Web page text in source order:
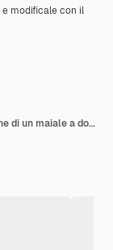
e modificale con il
Divertente cartone animato 3D illustrazione di un maiale a dondolo